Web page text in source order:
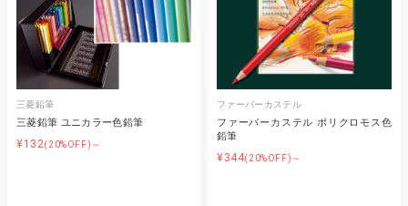
三菱鉛筆
三菱鉛筆 ユニカラー色鉛筆
¥132(20%OFF)～
ファーバーカステル
ファーバーカステル ポリクロモス色
鉛筆
¥344(20%OFF)～